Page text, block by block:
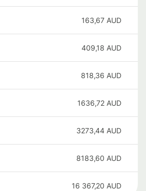
163,67 AUD
409,18 AUD
818,36 AUD
1636,72 AUD
3273,44 AUD
8183,60 AUD
16 367,20 AUD